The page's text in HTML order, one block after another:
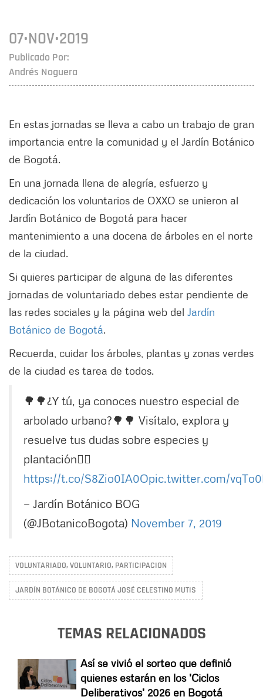
Publicado Por:
Andrés Noguera
07•NOV•2019
En estas jornadas se lleva a cabo un trabajo de gran
importancia entre la comunidad y el Jardín Botánico
de Bogotá.
En una jornada llena de alegría, esfuerzo y
dedicación los voluntarios de OXXO se unieron al
Jardín Botánico de Bogotá para hacer
mantenimiento a una docena de árboles en el norte
de la ciudad.
Si quieres participar de alguna de las diferentes
jornadas de voluntariado debes estar pendiente de
las redes sociales y la página web del Jardín
Botánico de Bogotá.
Recuerda, cuidar los árboles, plantas y zonas verdes
de la ciudad es tarea de todos.
🌳🌳¿Y tú, ya conoces nuestro especial de
arbolado urbano?🌳🌳 Visítalo, explora y
resuelve tus dudas sobre especies y
plantación👉🏼
https://t.co/S8Zio0IA0Opic.twitter.com/
— Jardín Botánico BOG
(@JBotanicoBogota) November 7, 2019
VOLUNTARIADO, VOLUNTARIO, PARTICIPACION
JARDÍN BOTÁNICO DE BOGOTÁ JOSÉ CELESTINO MUTIS
TEMAS RELACIONADOS
Así se vivió el sorteo que definió
quienes estarán en los 'Ciclos
Deliberativos' 2026 en Bogotá